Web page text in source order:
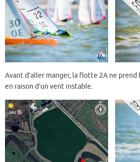
Avant d’aller manger, la flotte 2A ne
en raison d’un vent instable.